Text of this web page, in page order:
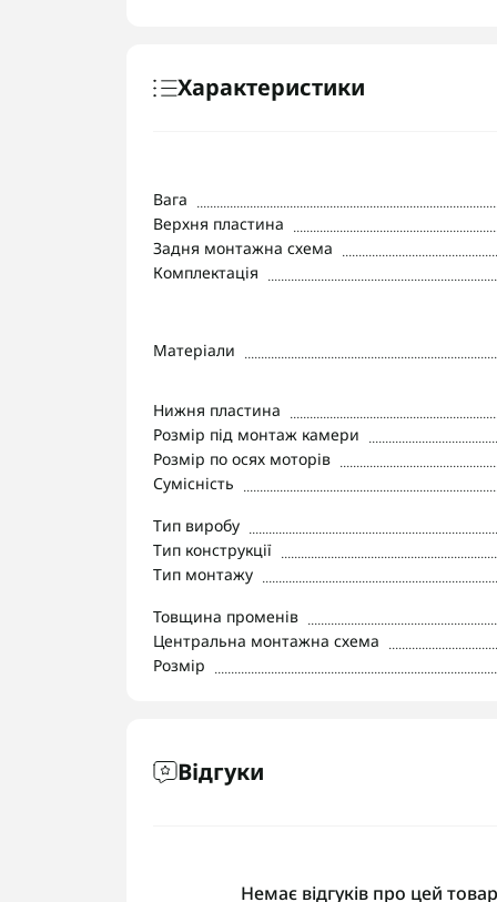
Характеристики
Вага
Верхня пластина
Задня монтажна схема
Комплектація
Матеріали
Нижня пластина
Розмір під монтаж камери
Розмір по осях моторів
Сумісність
Тип виробу
Тип конструкції
Тип монтажу
Товщина променів
Центральна монтажна схема
Розмір
Відгуки
Немає відгуків про цей